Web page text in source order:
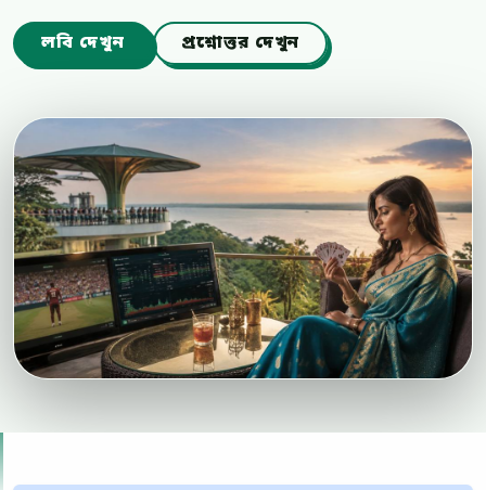
লবি দেখুন প্রশ্নোত্তর দেখুন